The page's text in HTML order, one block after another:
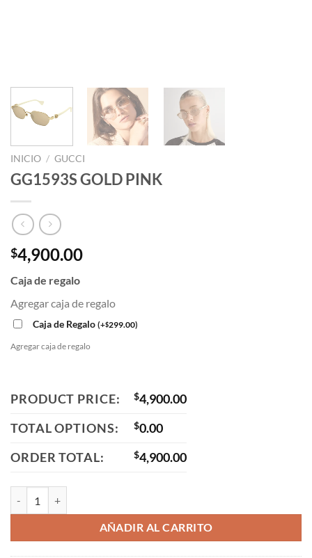
INICIO / GUCCI
GG1593S GOLD PINK
$4,900.00
Caja de regalo
Agregar caja de regalo
Caja de Regalo (+$299.00)
Agregar caja de regalo
PRODUCT PRICE: $4,900.00
TOTAL OPTIONS:
$0.00
ORDER TOTAL:
$4,900.00
AÑADIR AL CARRITO